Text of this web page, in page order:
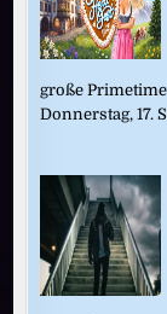
große
Donnerstag, 17.